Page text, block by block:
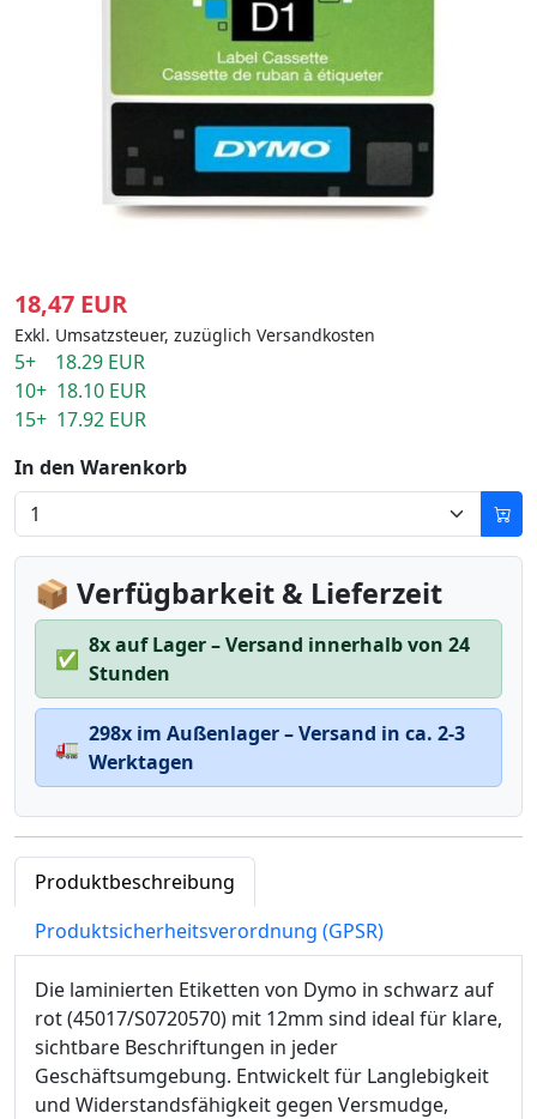
18,47 EUR
Exkl. Umsatzsteuer, zuzüglich Versandkosten
5+ 18.29 EUR
10+ 18.10 EUR
15+ 17.92 EUR
In den Warenkorb
📦 Verfügbarkeit & Lieferzeit
✅
8x auf Lager – Versand innerhalb von 24
Stunden
🚛
298x im Außenlager – Versand in ca. 2-3
Werktagen
Produktbeschreibung
Produktsicherheitsverordnung (GPSR)
Die laminierten Etiketten von Dymo in schwarz auf
rot (45017/S0720570) mit 12mm sind ideal für klare,
sichtbare Beschriftungen in jeder
Geschäftsumgebung. Entwickelt für Langlebigkeit
und Widerstandsfähigkeit gegen Versmudge,